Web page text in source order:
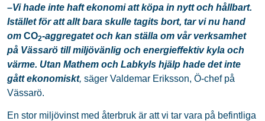
–Vi hade inte haft ekonomi att köpa in nytt och hållbart.
Istället för att allt bara skulle tagits bort, tar vi nu hand
om CO2-aggregatet och kan ställa om vår verksamhet
på Vässarö till miljövänlig och energieffektiv kyla och
värme. Utan Mathem och Labkyls hjälp hade det inte
gått ekonomiskt, säger Valdemar Eriksson, Ö-chef på
Vässarö.
En stor miljövinst med återbruk är att vi tar vara på befintliga